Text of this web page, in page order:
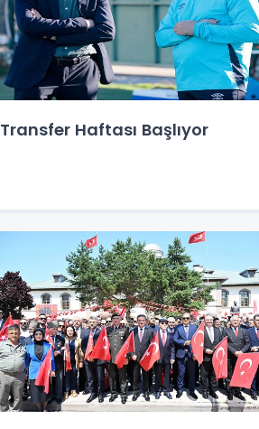
Transfer Haftası Başlıyor